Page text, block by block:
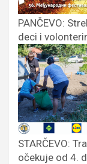
PANČEVO:
deci i
STARČEVO:
očekuje od 4.